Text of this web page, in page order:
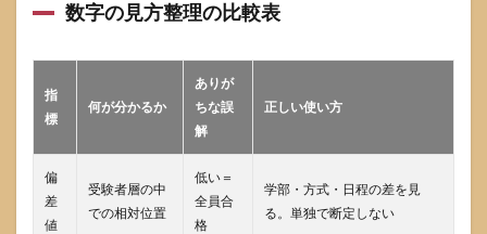
数字の見方整理の比較表
指
標
何が分かるか
ありが
ちな誤
解
正しい使い方
偏
差
値
受験者層の中
での相対位置
低い＝
全員合
格
学部・方式・日程の差を見
る。単独で断定しない